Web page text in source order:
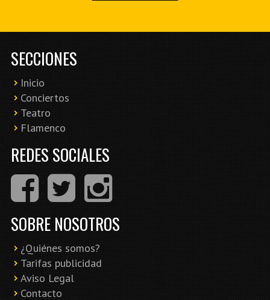
SECCIONES
Inicio
Conciertos
Teatro
Flamenco
REDES SOCIALES
SOBRE NOSOTROS
¿Quiénes somos?
Tarifas publicidad
Aviso Legal
Contacto